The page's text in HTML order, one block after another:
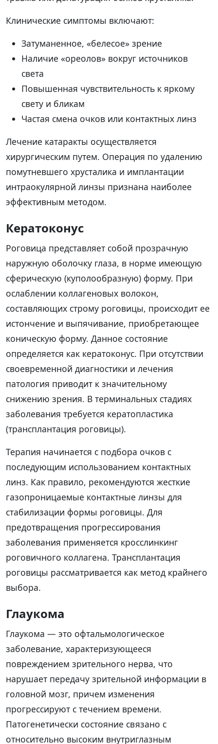
Клинические симптомы включают:
Затуманенное, «белесое» зрение
Наличие «ореолов» вокруг источников
света
Повышенная чувствительность к яркому
свету и бликам
Частая смена очков или контактных линз
Лечение катаракты осуществляется
хирургическим путем. Операция по удалению
помутневшего хрусталика и имплантации
интраокулярной линзы признана наиболее
эффективным методом.
Кератоконус
Роговица представляет собой прозрачную
наружную оболочку глаза, в норме имеющую
сферическую (куполообразную) форму. При
ослаблении коллагеновых волокон,
составляющих строму роговицы, происходит ее
истончение и выпячивание, приобретающее
коническую форму. Данное состояние
определяется как кератоконус. При отсутствии
своевременной диагностики и лечения
патология приводит к значительному
снижению зрения. В терминальных стадиях
заболевания требуется кератопластика
(трансплантация роговицы).
Терапия начинается с подбора очков с
последующим использованием контактных
линз. Как правило, рекомендуются жесткие
газопроницаемые контактные линзы для
стабилизации формы роговицы. Для
предотвращения прогрессирования
заболевания применяется кросслинкинг
роговичного коллагена. Трансплантация
роговицы рассматривается как метод крайнего
выбора.
Глаукома
Глаукома — это офтальмологическое
заболевание, характеризующееся
повреждением зрительного нерва, что
нарушает передачу зрительной информации в
головной мозг, причем изменения
прогрессируют с течением времени.
Патогенетически состояние связано с
относительно высоким внутриглазным